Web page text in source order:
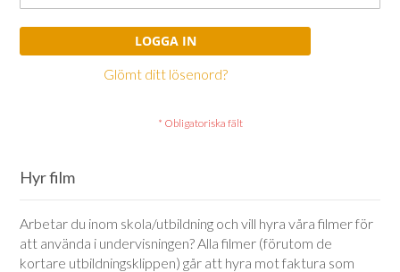
LOGGA IN
Glömt ditt lösenord?
Hyr film
Arbetar du inom skola/utbildning och vill hyra våra filmer för
att använda i undervisningen? Alla filmer (förutom de
kortare utbildningsklippen) går att hyra mot faktura som